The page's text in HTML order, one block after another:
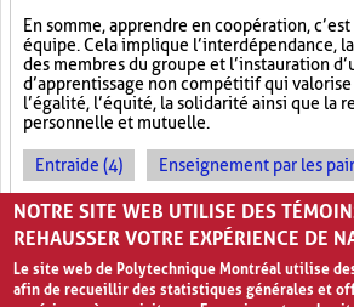
En somme, apprendre en coopération,
équipe. Cela implique l’interdépendance,
des membres du groupe et l’instauration
d’apprentissage non compétitif qui
l’égalité, l’équité, la solidarité ainsi que la
personnelle et mutuelle.
Entraide (4) Enseignement par les
Socialisation (8)
NOTRE SITE WEB UTILISE DES
REHAUSSER VOTRE EXPÉRIENCE DE
Le site web de Polytechnique Montréal utilise
afin de recueillir des statistiques générales et